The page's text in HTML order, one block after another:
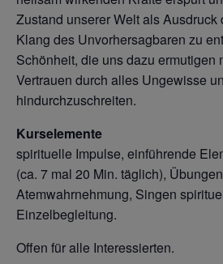
Zustand unserer Welt als Ausdruck
Klang des Unvorhersagbaren zu
Schönheit, die uns dazu ermutigen
Vertrauen durch alles Ungewisse
hindurchzuschreiten.
Kurselemente
spirituelle Impulse, einführende
(ca. 7 mal 20 Min. täglich),
Atemwahrnehmung, Singen
Einzelbegleitung.
Offen für alle Interessierten.